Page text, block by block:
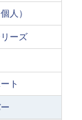
人）
ーズ
ト